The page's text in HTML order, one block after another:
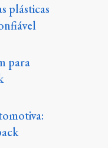
plásticas
para